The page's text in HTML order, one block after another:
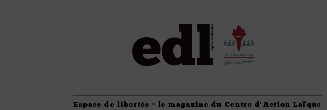
Espace de libertés · le magazine du Centre d'Action Laïque